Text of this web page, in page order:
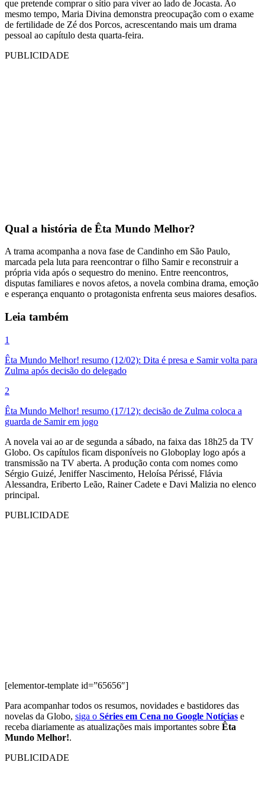
que pretende comprar o sítio para viver ao lado de Jocasta. Ao
mesmo tempo, Maria Divina demonstra preocupação com o exame
de fertilidade de Zé dos Porcos, acrescentando mais um drama
pessoal ao capítulo desta quarta-feira.
PUBLICIDADE
Qual a história de Êta Mundo Melhor?
A trama acompanha a nova fase de Candinho em São Paulo,
marcada pela luta para reencontrar o filho Samir e reconstruir a
própria vida após o sequestro do menino. Entre reencontros,
disputas familiares e novos afetos, a novela combina drama, emoção
e esperança enquanto o protagonista enfrenta seus maiores desafios.
Leia também
1
Êta Mundo Melhor! resumo (12/02): Dita é presa e Samir volta para
Zulma após decisão do delegado
2
Êta Mundo Melhor! resumo (17/12): decisão de Zulma coloca a
guarda de Samir em jogo
A novela vai ao ar de segunda a sábado, na faixa das 18h25 da TV
Globo. Os capítulos ficam disponíveis no Globoplay logo após a
transmissão na TV aberta. A produção conta com nomes como
Sérgio Guizé, Jeniffer Nascimento, Heloísa Périssé, Flávia
Alessandra, Eriberto Leão, Rainer Cadete e Davi Malizia no elenco
principal.
PUBLICIDADE
[elementor-template id=”65656″]
Para acompanhar todos os resumos, novidades e bastidores das
novelas da Globo, siga o Séries em Cena no Google Notícias e
receba diariamente as atualizações mais importantes sobre Êta
Mundo Melhor!.
PUBLICIDADE